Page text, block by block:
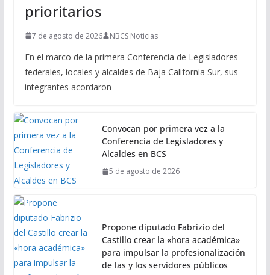
prioritarios
7 de agosto de 2026 NBCS Noticias
En el marco de la primera Conferencia de Legisladores
federales, locales y alcaldes de Baja California Sur, sus
integrantes acordaron
Convocan por primera vez a la
Conferencia de Legisladores y
Alcaldes en BCS
5 de agosto de 2026
Propone diputado Fabrizio del
Castillo crear la «hora académica»
para impulsar la profesionalización
de las y los servidores públicos